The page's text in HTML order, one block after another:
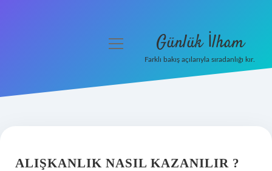
Hakkımızda
menüyü
Günlük İlham
Farklı bakış açılarıyla sıradanlığı kır.
ALIŞKANLIK NASIL KAZANILIR ?